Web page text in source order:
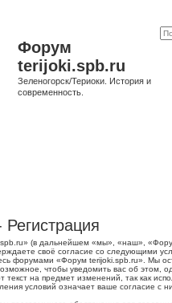
Форум
terijoki.spb.ru
Зеленогорск/Териоки. История и
современность.
(в дальнейшем «мы», «наш»,
своё согласие со следующими
форумами «Форум terijoki.spb.ru». Мы
чтобы уведомить вас об этом,
текст на предмет изменений, так как
условий означает ваше согласие с